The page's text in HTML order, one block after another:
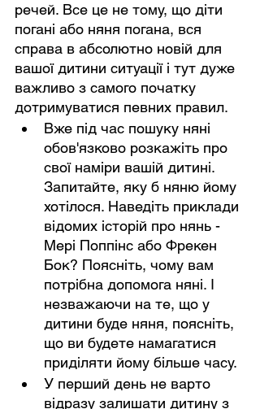
речей. Все це не тому, що діти
погані або няня погана, вся
справа в абсолютно новій для
вашої дитини ситуації і тут дуже
важливо з самого початку
дотримуватися певних правил.
Вже під час пошуку няні
обов'язково розкажіть про
свої наміри вашій дитині.
Запитайте, яку б няню йому
хотілося. Наведіть приклади
відомих історій про нянь -
Мері Поппінс або Фрекен
Бок? Поясніть, чому вам
потрібна допомога няні. І
незважаючи на те, що у
дитини буде няня, поясніть,
що ви будете намагатися
приділяти йому більше часу.
У перший день не варто
відразу залишати дитину з